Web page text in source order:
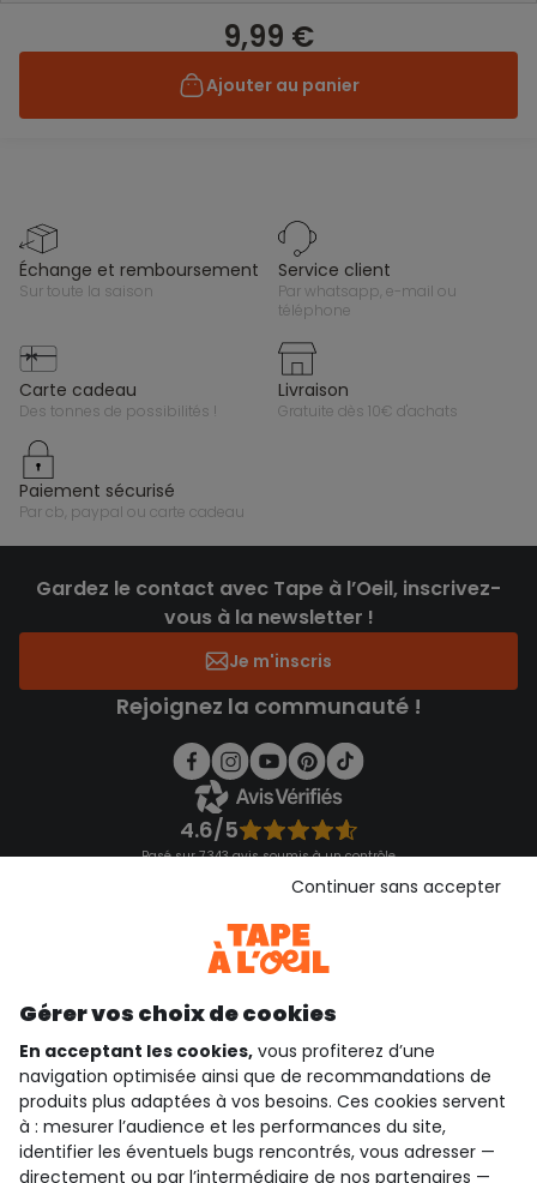
9,99 €
Ajouter au panier
échange et remboursement
sur toute la saison
service client
par whatsapp, e-mail ou
téléphone
carte cadeau
des tonnes de possibilités !
livraison
gratuite dès 10€ d'achats
paiement sécurisé
par cb, paypal ou carte cadeau
Gardez le contact avec Tape à l’Oeil, inscrivez-
vous à la newsletter !
Je m'inscris
Rejoignez la communauté !
4.6/5
Basé sur 7 343 avis soumis à un contrôle
Consulter les CGU
qui sommes-nous ?
besoin d'aide ?
Gérer vos choix de cookies
En acceptant les cookies, vous profiterez d’une
navigation optimisée ainsi que de recommandations de
produits plus adaptées à vos besoins. Ces cookies servent
à : mesurer l’audience et les performances du site,
identifier les éventuels bugs rencontrés, vous adresser —
directement ou par l’intermédiaire de nos partenaires —
Continuer sans accepter